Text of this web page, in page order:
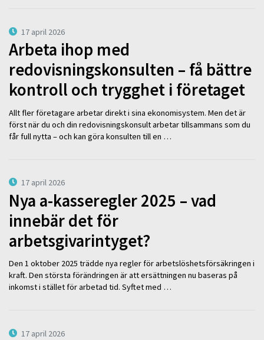
17 april 2026
Arbeta ihop med
redovisningskonsulten – få bättre
kontroll och trygghet i företaget
Allt fler företagare arbetar direkt i sina ekonomisystem. Men det är
först när du och din redovisningskonsult arbetar tillsammans som du
får full nytta – och kan göra konsulten till en …
17 april 2026
Nya a-kasseregler 2025 – vad
innebär det för
arbetsgivarintyget?
Den 1 oktober 2025 trädde nya regler för arbetslöshetsförsäkringen i
kraft. Den största förändringen är att ersättningen nu baseras på
inkomst i stället för arbetad tid. Syftet med …
17 april 2026